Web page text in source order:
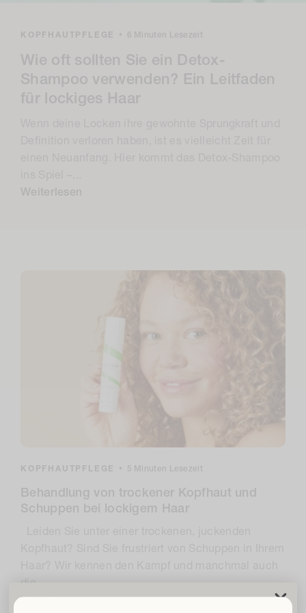
KOPFHAUTPFLEGE • 6 Minuten Lesezeit
Wie oft sollten Sie ein Detox-
Shampoo verwenden? Ein Leitfaden
für lockiges Haar
Weiterlesen
KOPFHAUTPFLEGE • 5 Minuten Lesezeit
Behandlung von trockener Kopfhaut und
Schuppen bei lockigem Haar
die...
Mehr lesen